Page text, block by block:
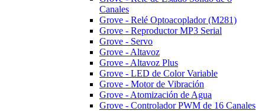
Canales
Grove - Relé Optoacoplador (M281)
Grove - Reproductor MP3 Serial
Grove - Servo
Grove - Altavoz
Grove - Altavoz Plus
Grove - LED de Color Variable
Grove - Motor de Vibración
Grove - Atomización de Agua
Grove - Controlador PWM de 16 Canales